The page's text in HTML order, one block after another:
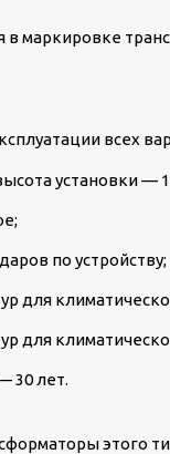
в маркировке
всех
установки —
по устройству;
для
для
30 лет.
этого